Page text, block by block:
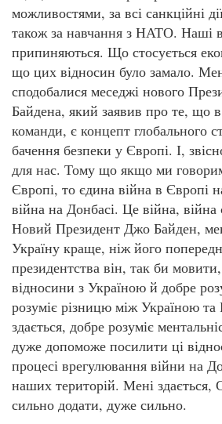
можливостями, за всі санкційні
також за навчання з НАТО. Наші
припиняються. Що стосується
що цих відносин було замало.
сподобалися меседжі нового
Байдена, який заявив про те, що
команди, є концепт глобального
бачення безпеки у Європі. І,
для нас. Тому що якщо ми
Європі, то єдина війна в Європі
війна на Донбасі. Це війна, війна
Новий Президент Джо Байден,
Україну краще, ніж його
президентства він, так би
відносини з Україною й добре
розуміє різницю між Україною та
здається, добре розуміє
дуже допоможе посилити ці
процесі врегулювання війни на
наших територій. Мені
сильно додати, дуже сильно.